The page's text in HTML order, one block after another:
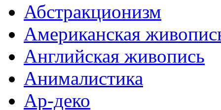
Абстракционизм
Американская
Английская живопись
Анималистика
Ар-деко